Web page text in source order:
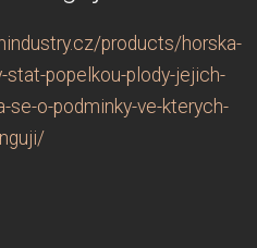
products/horska-
popelkou-plody-jejich-
se-o-podminky-ve-kterych-